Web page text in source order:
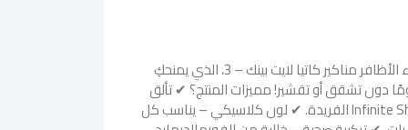
اكتشفي إطلالة ملكية مع طلاء الأظافر مناكير كاتيا لايت بينك – 3، الذي يمنحكِ
بتألق يدوم حتى 11 يومًا دون تشقق أو تقشير! مميزات المنتج؟ ✔ تألق
طويل الأمد – بفضل تقنية Infinite Shine الفريدة. ✔ لون كلاسيكي – يناسب كل